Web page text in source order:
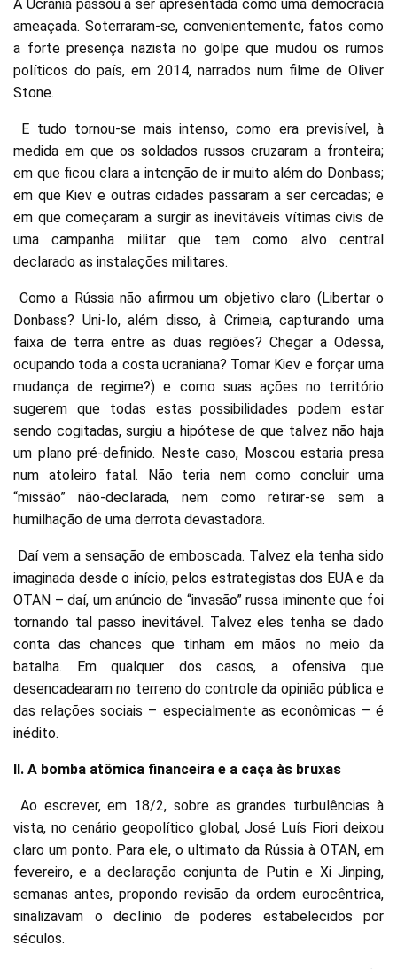
A Ucrânia passou a ser apresentada como uma democracia
ameaçada. Soterraram-se, convenientemente, fatos como
a forte presença nazista no golpe que mudou os rumos
políticos do país, em 2014, narrados num filme de Oliver
Stone.
E tudo tornou-se mais intenso, como era previsível, à
medida em que os soldados russos cruzaram a fronteira;
em que ficou clara a intenção de ir muito além do Donbass;
em que Kiev e outras cidades passaram a ser cercadas; e
em que começaram a surgir as inevitáveis vítimas civis de
uma campanha militar que tem como alvo central
declarado as instalações militares.
Como a Rússia não afirmou um objetivo claro (Libertar o
Donbass? Uni-lo, além disso, à Crimeia, capturando uma
faixa de terra entre as duas regiões? Chegar a Odessa,
ocupando toda a costa ucraniana? Tomar Kiev e forçar uma
mudança de regime?) e como suas ações no território
sugerem que todas estas possibilidades podem estar
sendo cogitadas, surgiu a hipótese de que talvez não haja
um plano pré-definido. Neste caso, Moscou estaria presa
num atoleiro fatal. Não teria nem como concluir uma
“missão” não-declarada, nem como retirar-se sem a
humilhação de uma derrota devastadora.
Daí vem a sensação de emboscada. Talvez ela tenha sido
imaginada desde o início, pelos estrategistas dos EUA e da
OTAN – daí, um anúncio de “invasão” russa iminente que foi
tornando tal passo inevitável. Talvez eles tenha se dado
conta das chances que tinham em mãos no meio da
batalha. Em qualquer dos casos, a ofensiva que
desencadearam no terreno do controle da opinião pública e
das relações sociais – especialmente as econômicas – é
inédito.
II. A bomba atômica financeira e a caça às bruxas
Ao escrever, em 18/2, sobre as grandes turbulências à
vista, no cenário geopolítico global, José Luís Fiori deixou
claro um ponto. Para ele, o ultimato da Rússia à OTAN, em
fevereiro, e a declaração conjunta de Putin e Xi Jinping,
semanas antes, propondo revisão da ordem eurocêntrica,
sinalizavam o declínio de poderes estabelecidos por
séculos.